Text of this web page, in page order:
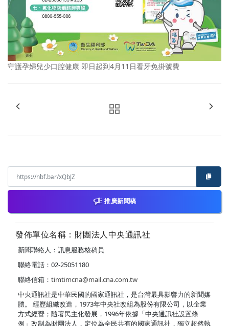
守護孕婦兒少口腔健康 即日起到4月11日看牙免掛號費
推廣新聞稿
發佈單位名稱：財團法人中央通訊社
新聞聯絡人：訊息服務核稿員
聯絡電話：02-25051180
聯絡信箱： timtimcna@mail.cna.com.tw
中央通訊社是中華民國的國家通訊社，是台灣最具影響力的新聞媒
體。 經歷組織改造，1973年中央社改組為股份有限公司，以企業
方式經營；隨著民主化發展，1996年依據「中央通訊社設置條
例」改制為財團法人，定位為全民共有的國家通訊社，獨立超然執